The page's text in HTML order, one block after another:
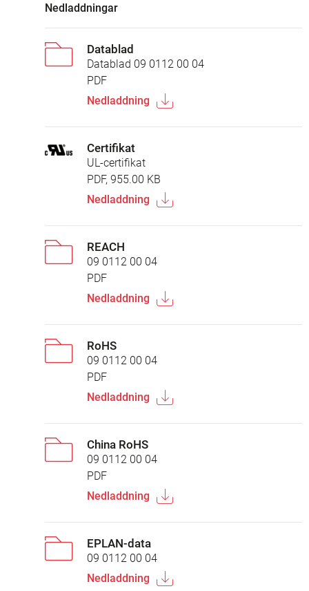
Nedladdningar
Datablad
Datablad 09 0112 00 04
PDF
Nedladdning
Certifikat
UL-certifikat
PDF, 955.00 KB
Nedladdning
REACH
09 0112 00 04
PDF
Nedladdning
RoHS
09 0112 00 04
PDF
Nedladdning
China RoHS
09 0112 00 04
PDF
Nedladdning
EPLAN-data
09 0112 00 04
Nedladdning